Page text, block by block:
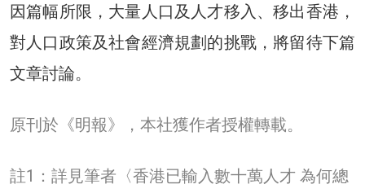
因篇幅所限，大量人口及人才移入、移出香港，
對人口政策及社會經濟規劃的挑戰，將留待下篇
文章討論。
原刊於《明報》，本社獲作者授權轉載。
註1：詳見筆者 〈香港已輸入數十萬人才 為何總